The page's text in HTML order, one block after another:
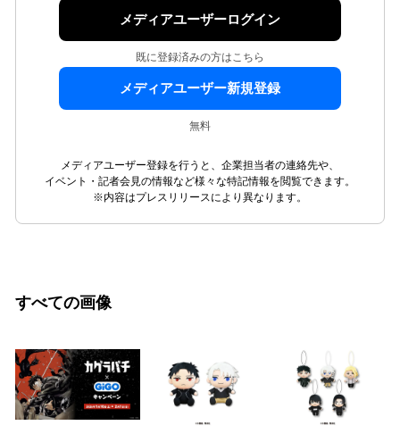
メディアユーザーログイン
既に登録済みの方はこちら
メディアユーザー新規登録
無料
メディアユーザー登録を行うと、企業担当者の連絡先や、
イベント・記者会見の情報など様々な特記情報を閲覧できます。
※内容はプレスリリースにより異なります。
すべての画像